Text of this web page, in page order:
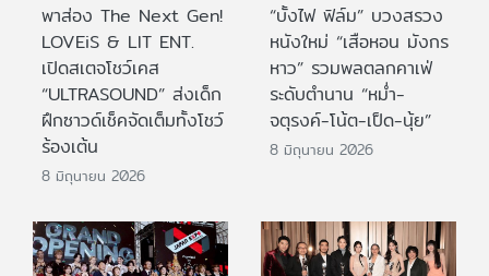
พาส่อง The Next Gen!
LOVEiS & LIT ENT.
เปิดสเตจโชว์เคส
“ULTRASOUND” ส่งเด็ก
ฝึกซาวด์เช็คจัดเต็มทั้งโชว์
ร้องเต้น
8 มิถุนายน 2026
“บั้งไฟ ฟิล์ม” บวงสรวง
หนังใหม่ “เสือหอน มังกร
หาว” รวมพลตลกคาเฟ่
ระดับตำนาน “หม่ำ-
จตุรงค์-โน้ต-เป็ด-นุ้ย”
8 มิถุนายน 2026